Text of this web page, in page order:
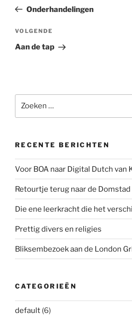
bericht
Onderhandelingen
Volgend
bericht
VOLGENDE
Aan de tap
naar:
RECENTE BERICHTEN
Voor BOA naar Digital Dutch van
Retourtje terug naar de Domstad
Die ene leerkracht die het
Prettig divers en religies
Bliksembezoek aan de London
CATEGORIEËN
default (6)